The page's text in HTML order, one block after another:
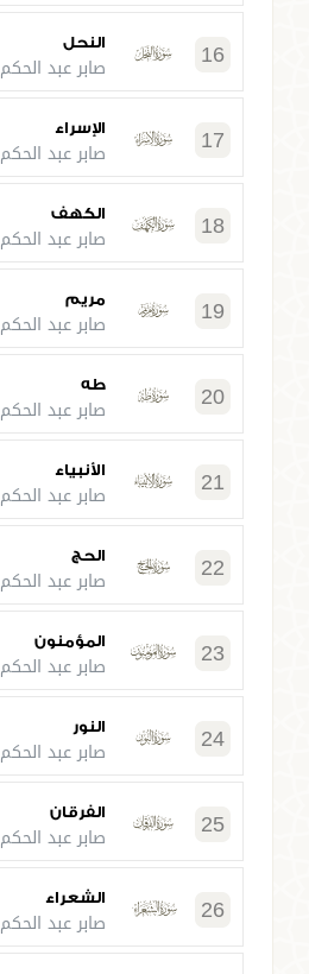
16 النحل
صابر عبد الحكم
17 الإسراء
صابر عبد الحكم
18 الكهف
صابر عبد الحكم
19 مريم
صابر عبد الحكم
20 طه
صابر عبد الحكم
21 الأنبياء
صابر عبد الحكم
22 الحج
صابر عبد الحكم
23 المؤمنون
صابر عبد الحكم
24 النور
صابر عبد الحكم
25 الفرقان
صابر عبد الحكم
26 الشعراء
صابر عبد الحكم